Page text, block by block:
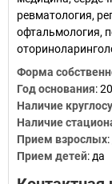
ревматология,
офтальмология,
Форма
Год основания:
Наличие
Наличие
Прием взрослых
Прием детей: да